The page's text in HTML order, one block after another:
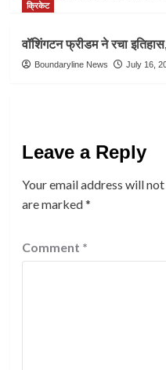
क्रिकेट
वॉशिंगटन फ्रीडम ने रचा
Boundaryline News July 16,
Leave a Reply
Your email address will
are marked*
Comment *